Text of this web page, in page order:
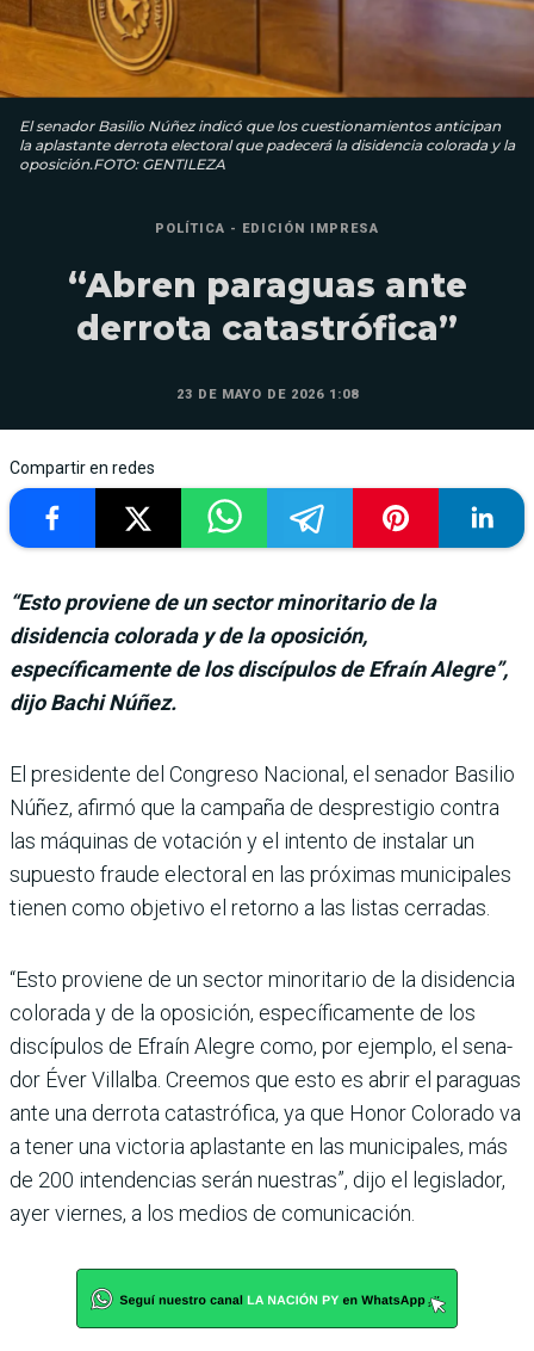
El senador Basilio Núñez indicó que los cuestionamientos anticipan
la aplastante derrota electoral que padecerá la disidencia colorada y la
oposición.FOTO: GENTILEZA
POLÍTICA - EDICIÓN IMPRESA
“Abren paraguas ante
derrota catastrófica”
23 DE MAYO DE 2026 1:08
Compartir en redes
“Esto proviene de un sector minoritario de la
disidencia colorada y de la oposición,
específicamente de los discípulos de Efraín Alegre”,
dijo Bachi Núñez.
El presidente del Congreso Nacional, el senador Basilio
Núñez, afirmó que la cam­paña de desprestigio contra
las máquinas de votación y el intento de instalar un
supuesto fraude electoral en las próximas municipales
tie­nen como objetivo el retorno a las listas cerradas.
“Esto proviene de un sector minoritario de la disiden­cia
colorada y de la oposi­ción, específicamente de los
discípulos de Efraín Alegre como, por ejemplo, el sena­
dor Éver Villalba. Creemos que esto es abrir el paraguas
ante una derrota catastró­fica, ya que Honor Colorado va
a tener una victoria aplas­tante en las municipales, más
de 200 intendencias serán nuestras”, dijo el legislador,
ayer viernes, a los medios de comunicación.